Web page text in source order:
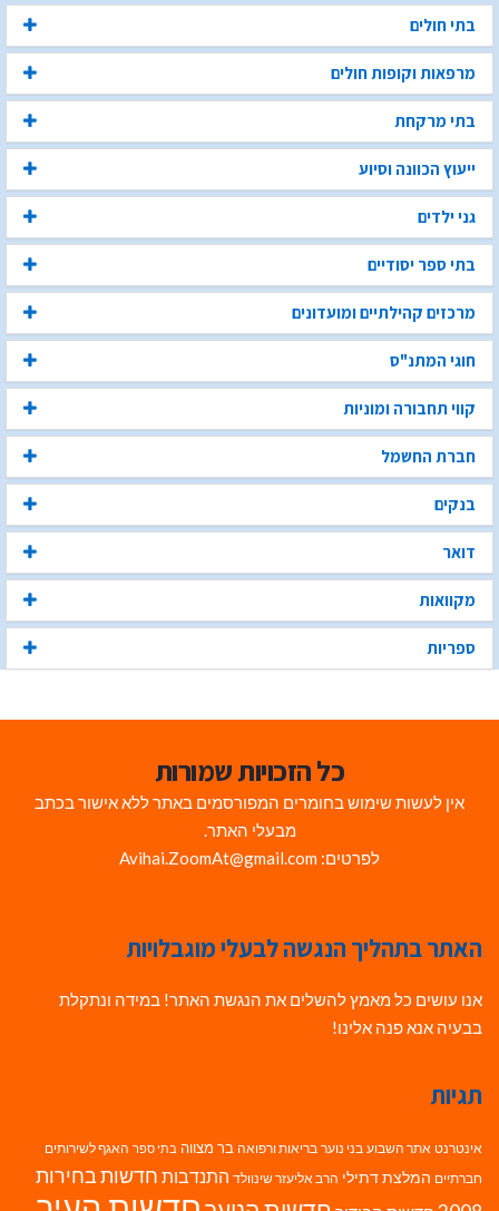
בתי חולים
מרפאות וקופות חולים
בתי מרקחת
ייעוץ הכוונה וסיוע
גני ילדים
בתי ספר יסודיים
מרכזים קהילתיים ומועדונים
חוגי המתנ"ס
קווי תחבורה ומוניות
חברת החשמל
בנקים
דואר
מקוואות
ספריות
כל הזכויות שמורות
אין לעשות שימוש בחומרים המפורסמים באתר ללא אישור בכתב
מבעלי האתר.
לפרטים: Avihai.ZoomAt@gmail.com
האתר בתהליך הנגשה לבעלי מוגבלויות
אנו עושים כל מאמץ להשלים את הנגשת האתר! במידה ונתקלת
בבעיה אנא פנה אלינו!
תגיות
אינטרנט אתר השבוע בני נוער בריאות ורפואה בר מצווה בתי ספר האגף לשירותים
חברתיים המלצת דתילי הרב אליעזר שינוולד התנדבות חדשות בחירות